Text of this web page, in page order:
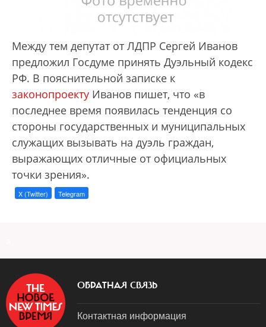
Между тем депутат от ЛДПР Сергей Иванов
предложил Госдуме принять Дуэльный кодекс
РФ. В пояснительной записке к
законопроекту Иванов пишет, что «в
последнее время появилась тенденция со
стороны государственных и муниципальных
служащих вызывать на дуэль граждан,
выражающих отличные от официальных
точки зрения».
X (Twitter) Telegram
ОБРАТНАЯ СВЯЗЬ
Контактная информация